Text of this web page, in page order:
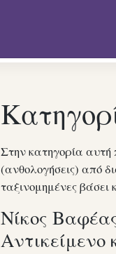
Στην κατηγορία αυτή
(ανθολογήσεις) από
ταξινομημένες βάσει
Νίκος
Αντικείμενο